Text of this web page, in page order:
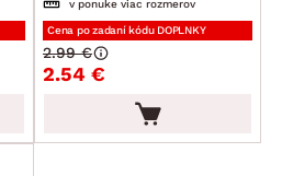
v ponuke viac rozmerov
Cena po zadaní kódu DOPLNKY
2.54 €
2.99 €